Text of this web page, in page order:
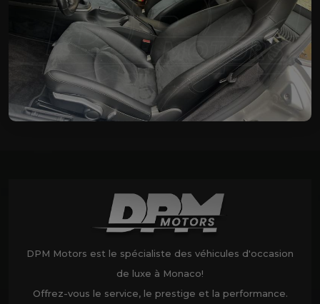
DPM Motors est le spécialiste des véhicules d'occasion
de luxe à Monaco!
Offrez-vous le service, le prestige et la performance.